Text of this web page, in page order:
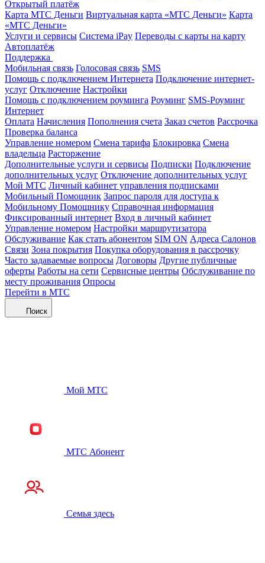
Открытый платёж
Карта МТС Деньги Виртуальная карта «МТС Деньги» Карта
«МТС Деньги»
Услуги и сервисы Система iPay Переводы с карты на карту
Автоплатёж
Поддержка
Мобильная связь Голосовая связь SMS
Помощь с подключением Интернета Подключение интернет-
услуг Отключение Настройки
Помощь с подключением роуминга Роуминг SMS-Роуминг
Интернет
Оплата Начисления Пополнения счета Заказ счетов Рассрочка
Проверка баланса
Управление номером Смена тарифа Блокировка Смена
владельца Расторжение
Дополнительные услуги и сервисы Подписки Подключение
дополнительных услуг Отключение дополнительных услуг
Мой МТС Личный кабинет управления подписками
Мобильный Помощник Запрос пароля для доступа к
Мобильному Помощнику Справочная информация
Фиксированный интернет Вход в личный кабинет
Управление номером Настройки маршрутизатора
Обслуживание Как стать абонентом SIM ON Адреса Салонов
Связи Зона покрытия Покупка оборудования в рассрочку
Часто задаваемые вопросы Договоры Другие публичные
оферты Работы на сети Сервисные центры Обслуживание по
месту проживания Опросы
Перейти в МТС
Поиск
Мой МТС
МТС Абонент
Семья здесь